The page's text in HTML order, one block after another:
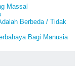
Massal
Berbeda / Tidak
Bagi Manusia